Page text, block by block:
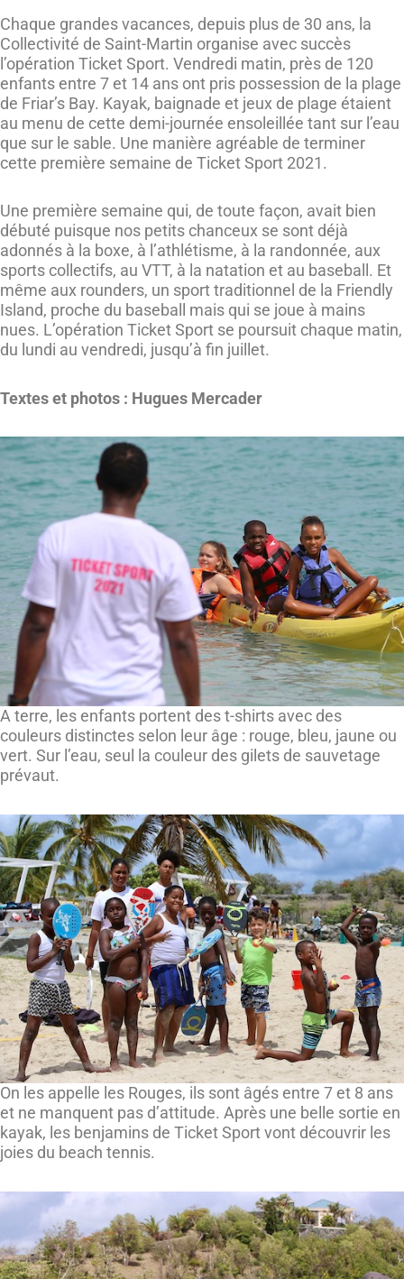
Chaque grandes vacances, depuis plus de 30 ans, la
Collectivité de Saint-Martin organise avec succès
l’opération Ticket Sport. Vendredi matin, près de 120
enfants entre 7 et 14 ans ont pris possession de la plage
de Friar’s Bay. Kayak, baignade et jeux de plage étaient
au menu de cette demi-journée ensoleillée tant sur l’eau
que sur le sable. Une manière agréable de terminer
cette première semaine de Ticket Sport 2021.
Une première semaine qui, de toute façon, avait bien
débuté puisque nos petits chanceux se sont déjà
adonnés à la boxe, à l’athlétisme, à la randonnée, aux
sports collectifs, au VTT, à la natation et au baseball. Et
même aux rounders, un sport traditionnel de la Friendly
Island, proche du baseball mais qui se joue à mains
nues. L’opération Ticket Sport se poursuit chaque matin,
du lundi au vendredi, jusqu’à fin juillet.
Textes et photos : Hugues Mercader
A terre, les enfants portent des t-shirts avec des
couleurs distinctes selon leur âge : rouge, bleu, jaune ou
vert. Sur l’eau, seul la couleur des gilets de sauvetage
prévaut.
On les appelle les Rouges, ils sont âgés entre 7 et 8 ans
et ne manquent pas d’attitude. Après une belle sortie en
kayak, les benjamins de Ticket Sport vont découvrir les
joies du beach tennis.